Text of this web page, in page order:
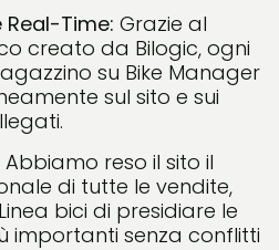
Real-Time: Grazie al
creato da Bilogic, ogni
su Bike Manager
sul sito e sui
Abbiamo reso il sito il
di tutte le vendite,
bici di presidiare le
importanti senza conflitti